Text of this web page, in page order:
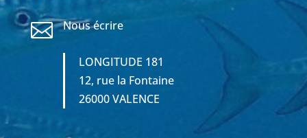
 Nous écrire
LONGITUDE 181
12, rue la Fontaine
26000 VALENCE